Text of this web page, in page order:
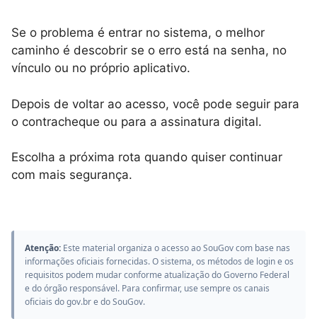
Se o problema é entrar no sistema, o melhor
caminho é descobrir se o erro está na senha, no
vínculo ou no próprio aplicativo.
Depois de voltar ao acesso, você pode seguir para
o contracheque ou para a assinatura digital.
Escolha a próxima rota quando quiser continuar
com mais segurança.
Atenção: Este material organiza o acesso ao SouGov com base nas
informações oficiais fornecidas. O sistema, os métodos de login e os
requisitos podem mudar conforme atualização do Governo Federal
e do órgão responsável. Para confirmar, use sempre os canais
oficiais do gov.br e do SouGov.